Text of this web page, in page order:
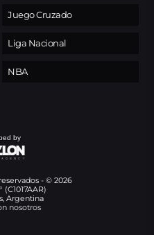
Juego Cruzado
Liga Nacional
NBA
by
- © 2026
(C1017AAR)
Argentina
nosotros